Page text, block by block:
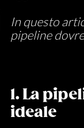
In questo
pipeline
1. La
ideale